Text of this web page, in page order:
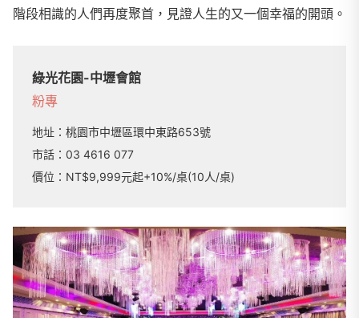
階段相識的人們再度聚首，見證人生的又一個幸福的開頭。
綠光花園-中壢會館
粉專
地址： 桃園市中壢區環中東路653號
市話： 03 4616 077
價位：NT$9,999元起+10%/桌(10人/桌)